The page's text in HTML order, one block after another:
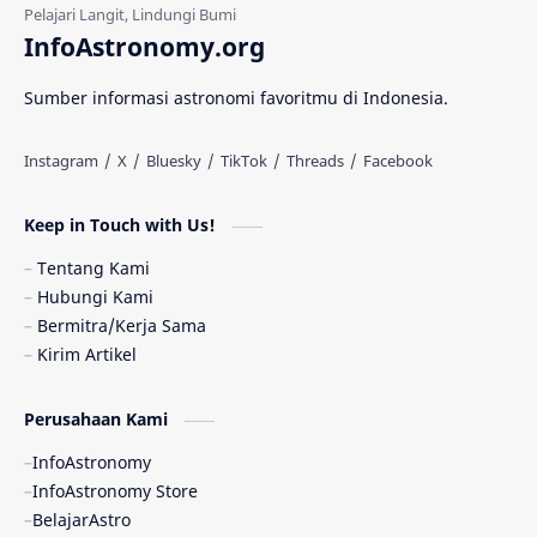
Gerhana Matahari
Quasar
TanyaAstro
Enseladus Gelombang Gravitasi
Indonesia Kerdil Putih
InfoAstronomy.org
Sumber informasi astronomi favoritmu di Indonesia.
Keep in Touch with Us!
Tentang Kami
Hubungi Kami
Bermitra/Kerja Sama
Kirim Artikel
Perusahaan Kami
InfoAstronomy
InfoAstronomy Store
BelajarAstro